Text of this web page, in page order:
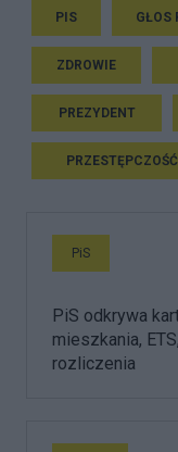
PIS GŁOS
ZDROWIE
PREZYDENT
PRZESTĘPCZOŚĆ
PiS
PiS odkrywa
mieszkania,
rozliczenia